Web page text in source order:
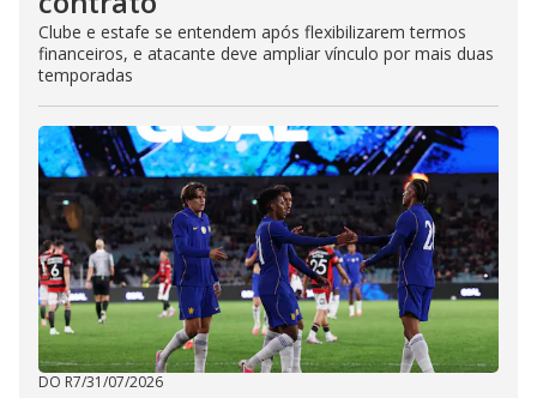
Clube e estafe se entendem após flexibilizarem termos
financeiros, e atacante deve ampliar vínculo por mais duas
temporadas
DO R7/31/07/2026